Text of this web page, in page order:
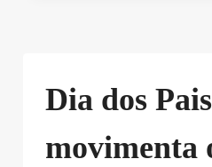
Dia dos Pais
movimenta